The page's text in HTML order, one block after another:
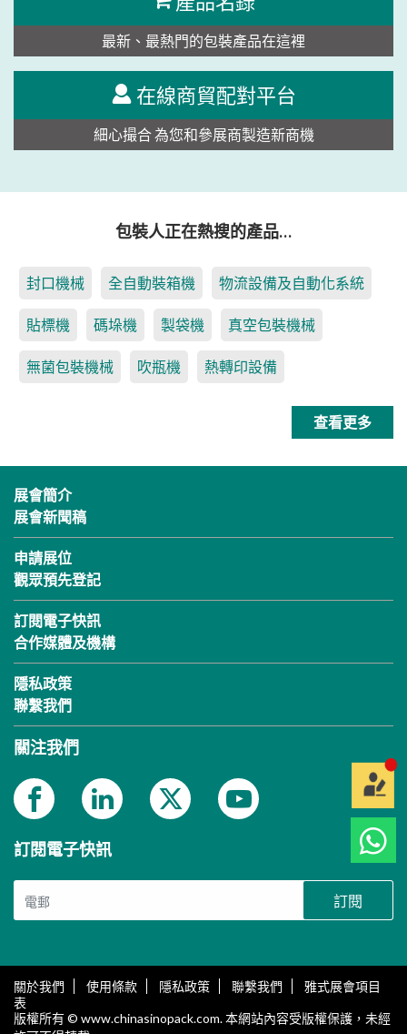
最新、最熱門的包裝產品在這裡
在線商貿配對平台
細心撮合 為您和參展商製造新商機
包裝人正在熱搜的產品…
封口機械 全自動裝箱機 物流設備及自動化系統
貼標機 碼垛機 製袋機 真空包裝機械
無菌包裝機械 吹瓶機 熱轉印設備
查看更多
展會簡介
展會新聞稿
申請展位
觀眾預先登記
訂閱電子快訊
合作媒體及機構
隱私政策
聯繫我們
關注我們
訂閱電子快訊
訂閱
關於我們 使用條款 隱私政策 聯繫我們
雅式展會項目
表
版權所有 © www.chinasinopack.com. 本網站內容受版權保護，未經